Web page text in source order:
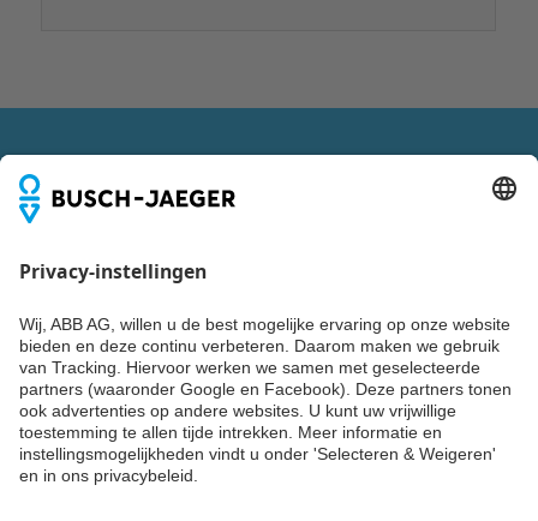
Blijf up-to-date
Niks missen over trends, events en de nieuwste producten,
systemen en diensten van Busch-Jaeger? Laat dan nu je
gegevens achter en ontvang tweemaandelijks Building
Update of een van de andere nieuwsbrieven van ABB.